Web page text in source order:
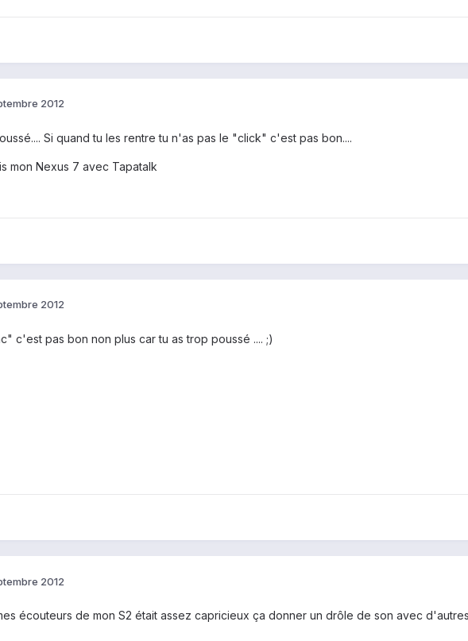
2012
Si quand tu les rentre tu n'as pas le "click" c'est pas bon....
mon Nexus 7 avec Tapatalk
2012
c'est pas bon non plus car tu as trop poussé .... ;)
2012
écouteurs de mon S2 était assez capricieux ça donner un drôle de son avec